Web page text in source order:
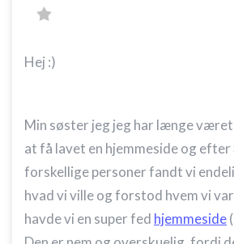
Hej :)
Min søster jeg jeg har længe
at få lavet en hjemmeside og
forskellige personer fandt vi
hvad vi ville og forstod hvem vi
havde vi en super fed hjemmeside